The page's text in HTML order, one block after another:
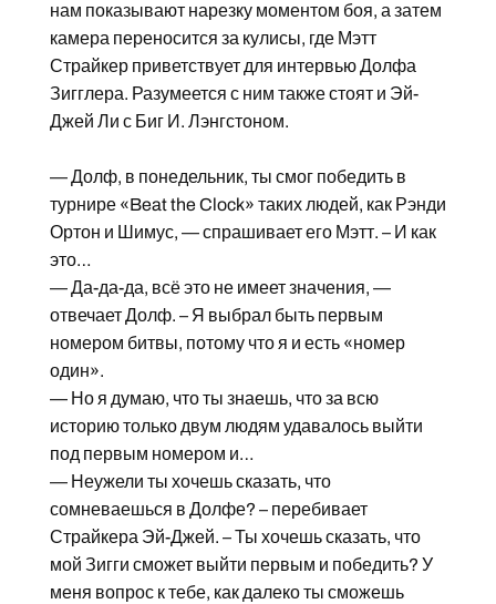
нам показывают нарезку моментом боя, а затем
камера переносится за кулисы, где Мэтт
Страйкер приветствует для интервью Долфа
Зигглера. Разумеется с ним также стоят и Эй-
Джей Ли с Биг И. Лэнгстоном.
— Долф, в понедельник, ты смог победить в
турнире «Beat the Clock» таких людей, как Рэнди
Ортон и Шимус, — спрашивает его Мэтт. – И как
это…
— Да-да-да, всё это не имеет значения, —
отвечает Долф. – Я выбрал быть первым
номером битвы, потому что я и есть «номер
один».
— Но я думаю, что ты знаешь, что за всю
историю только двум людям удавалось выйти
под первым номером и…
— Неужели ты хочешь сказать, что
сомневаешься в Долфе? – перебивает
Страйкера Эй-Джей. – Ты хочешь сказать, что
мой Зигги сможет выйти первым и победить? У
меня вопрос к тебе, как далеко ты сможешь